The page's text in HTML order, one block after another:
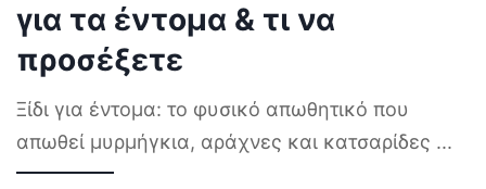
για τα έντομα & τι να
προσέξετε
Ξίδι για έντομα: το φυσικό απωθητικό που
απωθεί μυρμήγκια, αράχνες και κατσαρίδες ...